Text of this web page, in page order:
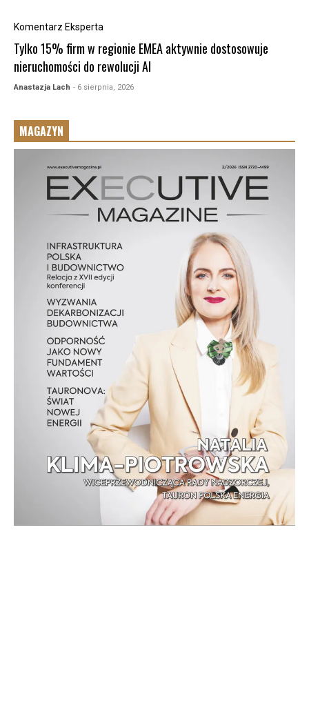
Komentarz Eksperta
Tylko 15% firm w regionie EMEA aktywnie dostosowuje
nieruchomości do rewolucji AI
Anastazja Lach - 6 sierpnia, 2026
MAGAZYN